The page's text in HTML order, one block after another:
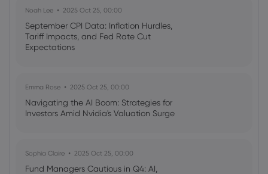
Noah Lee 2025 Oct 25, 00:00
September CPI Data: Inflation Hurdles,
Tariff Impacts, and Fed Rate Cut
Expectations
Emma Rose 2025 Oct 25, 00:00
Navigating the AI Boom: Strategies for
Investors Amid Nvidia's Valuation Surge
Sophia Claire 2025 Oct 25, 00:00
Fund Managers Cautious in Q4: AI,